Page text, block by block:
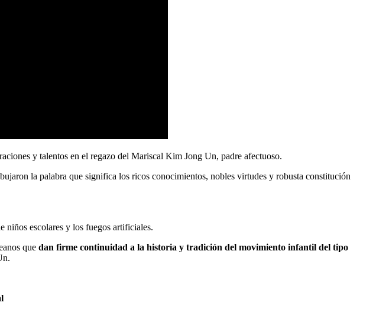
y talentos en el regazo del Mariscal Kim Jong Un, padre afectuoso.
la palabra que significa los ricos conocimientos, nobles virtudes y robusta constitución
niños escolares y los fuegos artificiales.
que dan firme continuidad a la historia y tradición del movimiento infantil del tipo
.